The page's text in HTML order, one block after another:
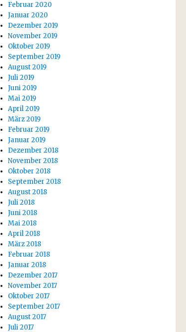
Februar 2020
Januar 2020
Dezember 2019
November 2019
Oktober 2019
September 2019
August 2019
Juli 2019
Juni 2019
Mai 2019
April 2019
März 2019
Februar 2019
Januar 2019
Dezember 2018
November 2018
Oktober 2018
September 2018
August 2018
Juli 2018
Juni 2018
Mai 2018
April 2018
März 2018
Februar 2018
Januar 2018
Dezember 2017
November 2017
Oktober 2017
September 2017
August 2017
Juli 2017